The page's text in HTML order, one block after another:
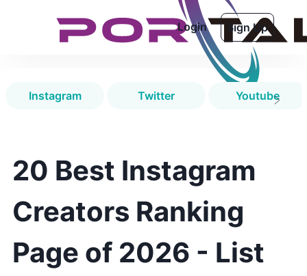
Login Sign Up
Instagram Twitter Youtube
20 Best Instagram
Creators Ranking
Page of 2026 - List